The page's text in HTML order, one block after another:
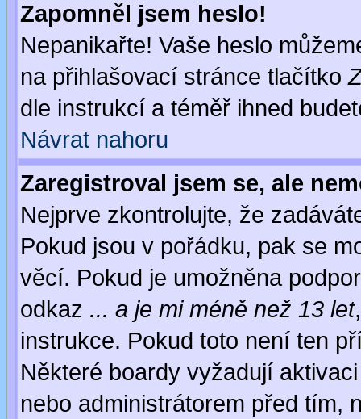
Zapomněl jsem heslo!
Nepanikařte! Vaše heslo
na přihlašovací stránce tlačítko
dle instrukcí a téměř ihned
Návrat nahoru
Zaregistroval jsem se, ale
Nejprve zkontrolujte, že
Pokud jsou v pořádku, pak se
věcí. Pokud je umožněna
odkaz ... a je mi méně než 13 let
instrukce. Pokud toto není ten
Některé boardy vyžadují
nebo administrátorem před tím,